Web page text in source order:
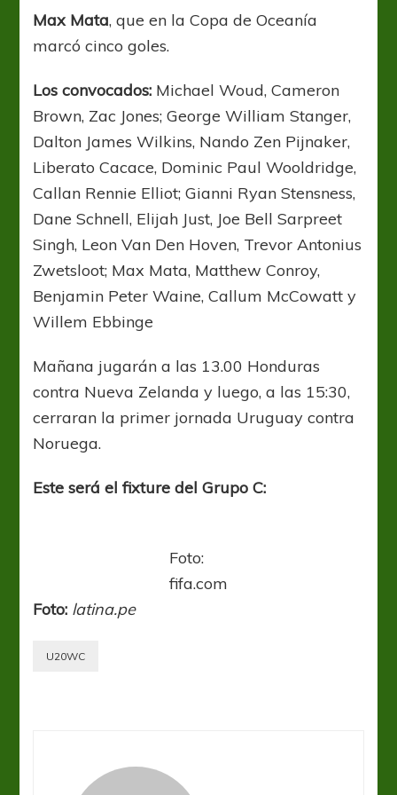
Max Mata, que en la Copa de Oceanía
marcó cinco goles.
Los convocados: Michael Woud, Cameron
Brown, Zac Jones; George William Stanger,
Dalton James Wilkins, Nando Zen Pijnaker,
Liberato Cacace, Dominic Paul Wooldridge,
Callan Rennie Elliot; Gianni Ryan Stensness,
Dane Schnell, Elijah Just, Joe Bell Sarpreet
Singh, Leon Van Den Hoven, Trevor Antonius
Zwetsloot; Max Mata, Matthew Conroy,
Benjamin Peter Waine, Callum McCowatt y
Willem Ebbinge
Mañana jugarán a las 13.00 Honduras
contra Nueva Zelanda y luego, a las 15:30,
cerraran la primer jornada Uruguay contra
Noruega.
Este será el fixture del Grupo C:
Foto:
fifa.com
Foto: latina.pe
U20WC